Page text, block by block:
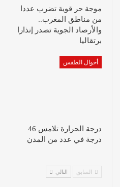
موجة حر قوية تضرب عددا
من مناطق المغرب..
والأرصاد الجوية تصدر إنذارا
برتقاليا
أحوال الطقس
درجة الحرارة تلامس 46
درجة في عدد من المدن
السابق التالي